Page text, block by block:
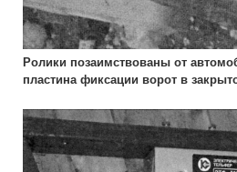
Ролики позаимствованы от
пластина фиксации ворот в